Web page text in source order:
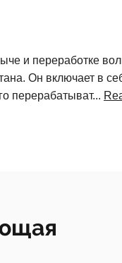
и переработке
Он включает в
перерабатыват...